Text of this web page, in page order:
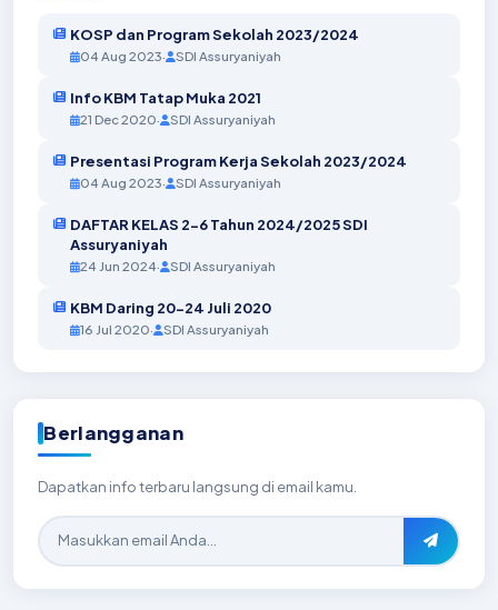
KOSP dan Program Sekolah 2023/2024
04 Aug 2023· SDI Assuryaniyah
Info KBM Tatap Muka 2021
21 Dec 2020· SDI Assuryaniyah
Presentasi Program Kerja Sekolah 2023/2024
04 Aug 2023· SDI Assuryaniyah
DAFTAR KELAS 2-6 Tahun 2024/2025 SDI
Assuryaniyah
24 Jun 2024· SDI Assuryaniyah
KBM Daring 20-24 Juli 2020
16 Jul 2020· SDI Assuryaniyah
Berlangganan
Dapatkan info terbaru langsung di email kamu.